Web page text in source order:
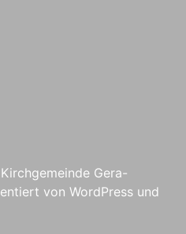
Gera-
von WordPressund